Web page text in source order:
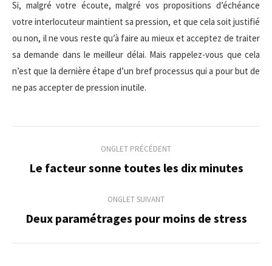
Si, malgré votre écoute, malgré vos propositions d’échéance
votre interlocuteur maintient sa pression, et que cela soit justifié
ou non, il ne vous reste qu’à faire au mieux et acceptez de traiter
sa demande dans le meilleur délai. Mais rappelez-vous que cela
n’est que la dernière étape d’un bref processus qui a pour but de
ne pas accepter de pression inutile.
de
commentaire
ONGLET PRÉCÉDENT
Onglet
Le facteur sonne toutes les dix minutes
ONGLET SUIVANT
Onglet
Deux paramétrages pour moins de stress